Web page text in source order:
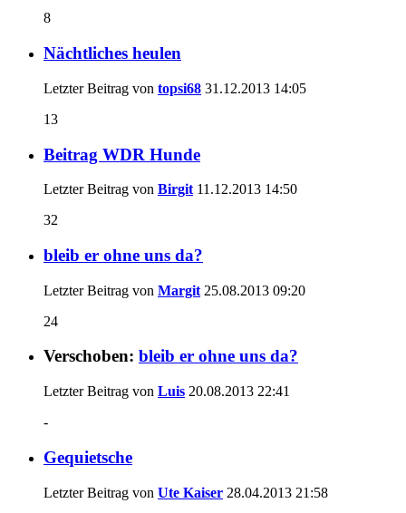
8
Nächtliches heulen
Letzter Beitrag von topsi68 31.12.2013 14:05
13
Beitrag WDR Hunde
Letzter Beitrag von Birgit 11.12.2013 14:50
32
bleib er ohne uns da?
Letzter Beitrag von Margit 25.08.2013 09:20
24
Verschoben: bleib er ohne uns da?
Letzter Beitrag von Luis 20.08.2013 22:41
-
Gequietsche
Letzter Beitrag von Ute Kaiser 28.04.2013 21:58